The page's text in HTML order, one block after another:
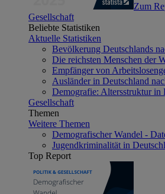
Zum
Gesellschaft
Beliebte Statistiken
Aktuelle Statistiken
Bevölkerung Deutschlands
Die reichsten Menschen der
Empfänger von
Ausländer in Deutschland
Demografie: Altersstruktur in
Gesellschaft
Themen
Weitere Themen
Demografischer Wandel -
Jugendkriminalität in
Top Report